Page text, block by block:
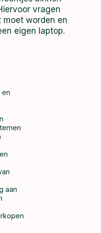
vragen
worden en
eigen laptop.
en
aan